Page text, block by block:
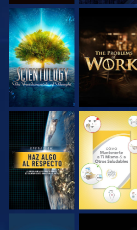
EXPLORA LAS
SERIES
EXPLORA LAS
SERIES
VE VE